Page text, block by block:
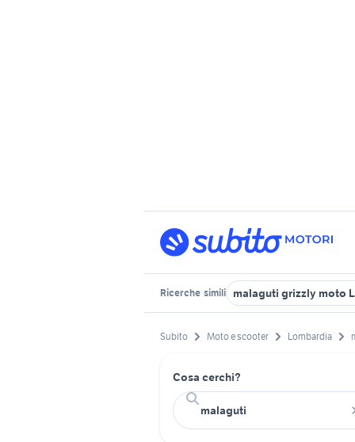
Ricerche simili malaguti grizzly moto
Subito Moto e scooter Lombardia
Cosa cerchi?